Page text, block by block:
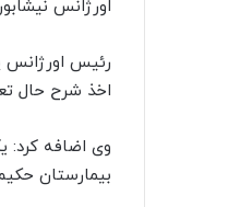
اورژانس نیشابور مخابره
رئیس اورژانس
اخذ شرح حال تعداد
بیمارستان